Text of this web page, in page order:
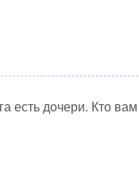
есть дочери. Кто вам